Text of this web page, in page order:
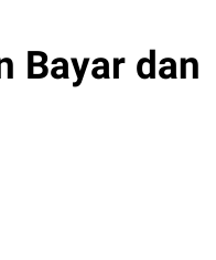
Bayar dan